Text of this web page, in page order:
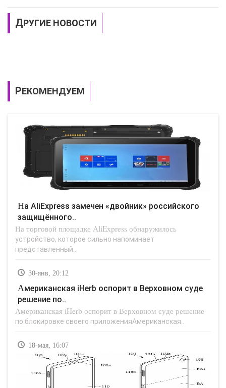
ДРУГИЕ НОВОСТИ
РЕКОМЕНДУЕМ
На AliExpress замечен «двойник» российского
защищённого..
На торговой площадке AliExpress обнаружилось
устройство, которое сильно напоминает
представленный..
30-янв, 20:12
Американская iHerb оспорит в Верховном суде
решение по..
Американская iHerb оспорит в Верховном суде решение
по блокировке своего приложенияАмериканская..
18-мая, 16:07